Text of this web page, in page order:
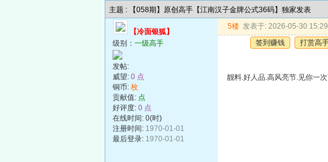
主题 : 【058期】原创高手【江南汉子金牌公式36码】独家发表
【冷面银狐】
级别： 一级高手
发帖:
威望: 0 点
铜币: 枚
贡献值: 点
好评度: 0 点
在线时间: 0(时)
注册时间: 1970-01-01
最后登录: 1970-01-01
5楼 发表于: 2026-05-30 15:29
签到赚钱
打赏高
靓料.好人品.高风亮节.见你一